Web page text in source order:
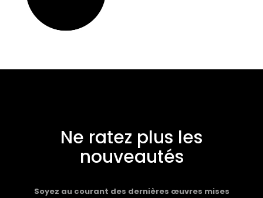
Ne ratez plus les
nouveautés
Soyez au courant des dernières œuvres mises